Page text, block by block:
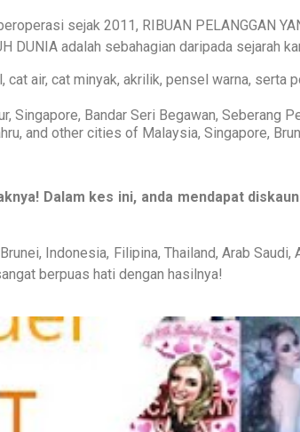
sejak 2011, RIBUAN PELANGGAN
DUNIA adalah sebahagian daripada sejarah
cat air, cat minyak, akrilik, pensel warna, serta
Singapore, Bandar Seri Begawan, Seberang
and other cities of Malaysia, Singapore,
Dalam kes ini, anda mendapat diskaun
Indonesia, Filipina, Thailand, Arab Saudi,
berpuas hati dengan hasilnya!